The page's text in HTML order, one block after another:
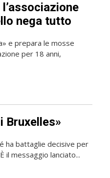
nega tutto
e prepara le mosse
per 18 anni,
Bruxelles»
ha battaglie decisive per
il messaggio lanciato...